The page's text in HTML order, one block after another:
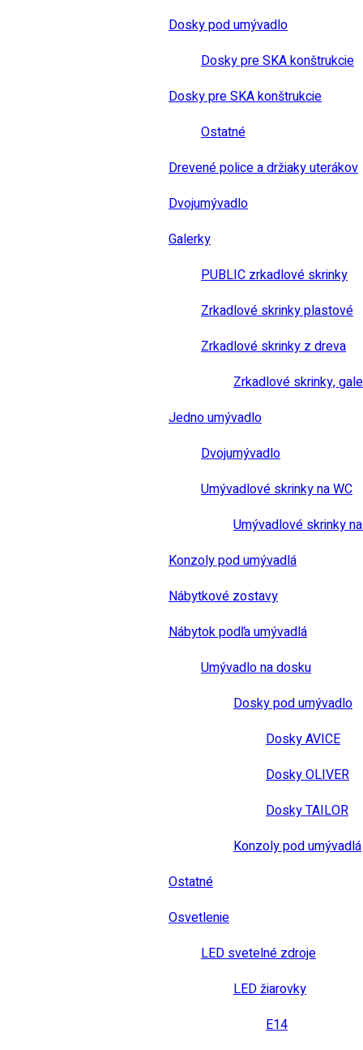
Dosky pod umývadlo
Dosky pre SKA konštrukcie
Dosky pre SKA konštrukcie
Ostatné
Drevené police a držiaky uterákov
Dvojumývadlo
Galerky
PUBLIC zrkadlové skrinky
Zrkadlové skrinky plastové
Zrkadlové skrinky z dreva
Zrkadlové skrinky,
Jedno umývadlo
Dvojumývadlo
Umývadlové skrinky na WC
Umývadlové skrinky
Konzoly pod umývadlá
Nábytkové zostavy
Nábytok podľa umývadlá
Umývadlo na dosku
Dosky pod umývadlo
Dosky AVICE
Dosky OLIVER
Dosky TAILOR
Konzoly pod umývadlá
Ostatné
Osvetlenie
LED svetelné zdroje
LED žiarovky
E14